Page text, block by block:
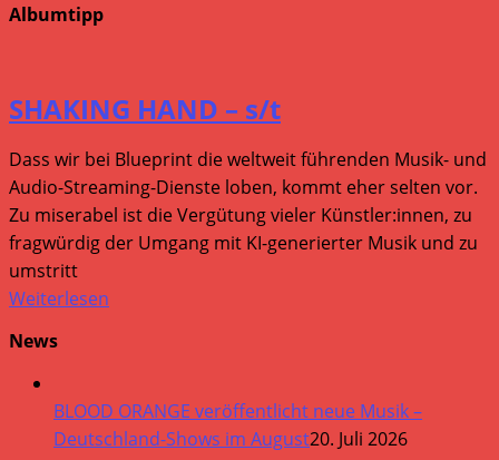
Albumtipp
SHAKING HAND – s/t
Dass wir bei Blueprint die weltweit führenden Musik- und
Audio-Streaming-Dienste loben, kommt eher selten vor.
Zu miserabel ist die Vergütung vieler Künstler:innen, zu
fragwürdig der Umgang mit KI-generierter Musik und zu
umstritt
Weiterlesen
News
BLOOD ORANGE veröffentlicht neue Musik –
Deutschland-Shows im August20. Juli 2026